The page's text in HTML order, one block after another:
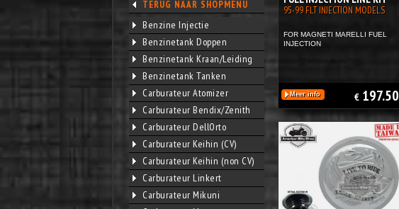
TERUG NAAR SHOPMENU
Benzine Injectie
Benzinetank Doppen
Benzinetank Kraan/Leiding
Benzinetank Tanken
Carburateur Atomizer
Carburateur Bendix/Zenith
Carburateur DellOrto
Carburateur Keihin (CV)
Carburateur Keihin (non CV)
Carburateur Linkert
Carburateur Mikuni
95-99 FLT INJECTION MODELS
FOR MAGNETI MARELLI FUEL
INJECTION
Meer info € 197.50